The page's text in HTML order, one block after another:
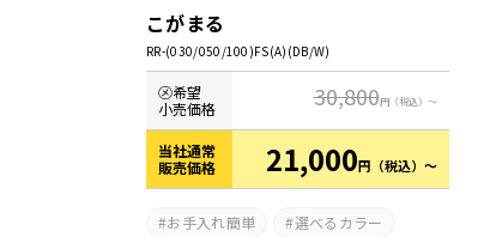
こがまる
RR-(030/050/100)FS(A)(DB/W)
㋱希望
小売価格
30,800円（税込）～
当社通常
販売価格
21,000円 （税込）～
お手入れ簡単
選べるカラー